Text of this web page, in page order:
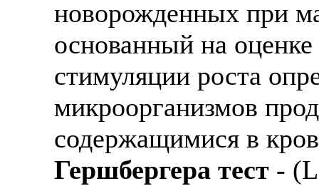
новорожденных при
основанный на
стимуляции роста
микроорганизмов
содержащимися в
Гершбергера тест -